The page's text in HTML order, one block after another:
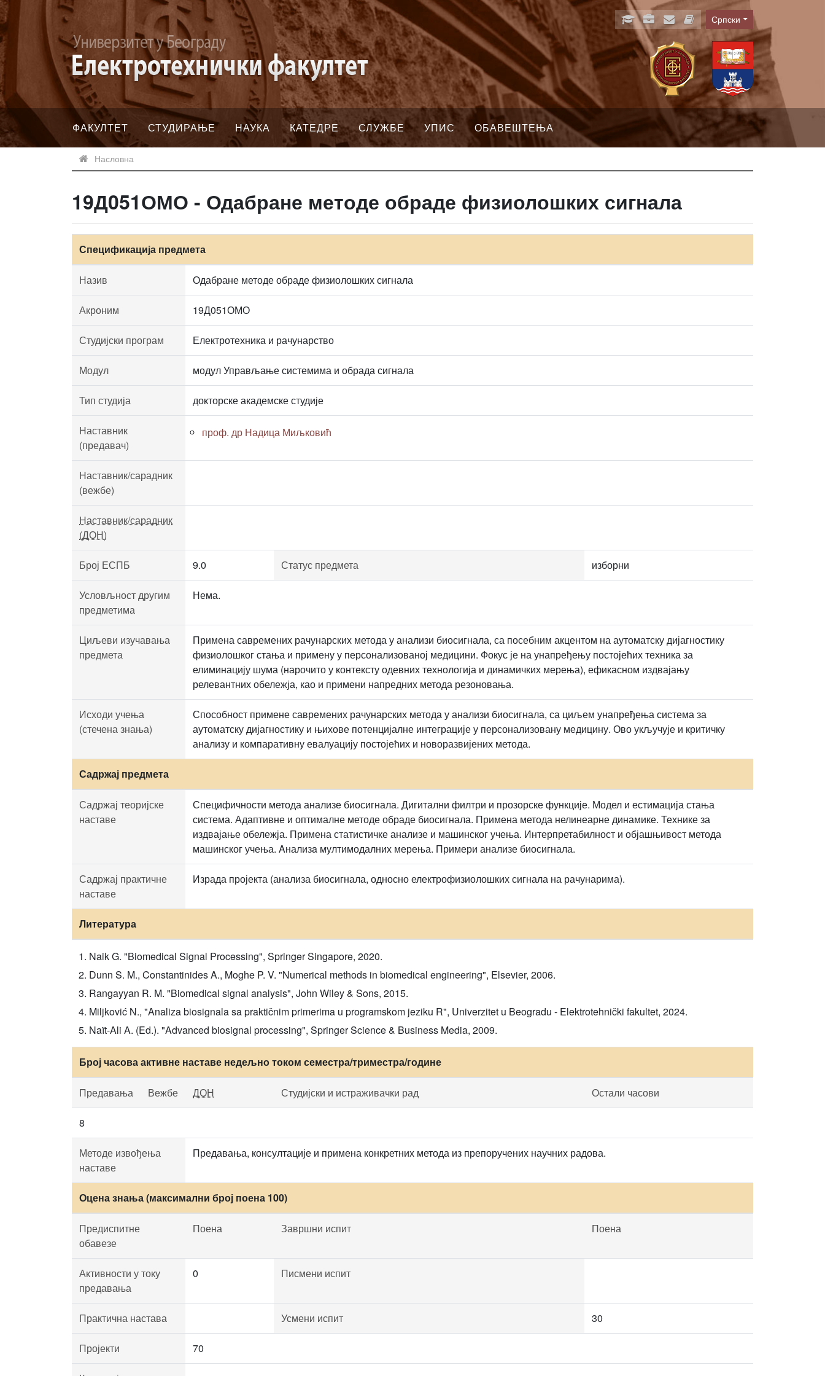
Language
Српски
ФАКУЛТЕТ СТУДИРАЊЕ НАУКА КАТЕДРЕ СЛУЖБЕ УПИС ОБАВЕШТЕЊА
Насловна
19Д051ОМО - Одабране методе обраде физиолошких сигнала
Спецификација предмета
Назив Одабране методе обраде физиолошких сигнала
Акроним 19Д051ОМО
Студијски програм Електротехника и рачунарство
Модул модул Управљање системима и обрада сигнала
Тип студија докторске академске студије
Наставник
(предавач)
проф. др Надица Миљковић
Наставник/сарадник
(вежбе)
Наставник/сарадник
(ДОН)
Број ЕСПБ 9.0 Статус предмета изборни
Условљност другим
предметима
Нема.
Циљеви изучавања
предмета
Примена савремених рачунарских метода у анализи биосигнала, са посебним акцентом на аутоматску дијагностику
физиолошког стања и примену у персонализованој медицини. Фокус је на унапређењу постојећих техника за
елиминацију шума (нарочито у контексту одевних технологија и динамичких мерења), ефикасном издвајању
релевантних обележја, као и примени напредних метода резоновања.
Исходи учења
(стечена знања)
Способност примене савремених рачунарских метода у анализи биосигнала, са циљем унапређења система за
аутоматску дијагностику и њихове потенцијалне интеграције у персонализовану медицину. Ово укључује и критичку
анализу и компаративну евалуацију постојећих и новоразвијених метода.
Садржај предмета
Садржај теоријске
наставе
Специфичности метода анализе биосигнала. Дигитални филтри и прозорске функције. Модел и естимација стања
система. Адаптивне и оптималне методе обраде биосигнала. Примена метода нелинеарне динамике. Технике за
издвајање обележја. Примена статистичке анализе и машинског учења. Интерпретабилност и објашњивост метода
машинског учења. Aнализa мултимодалних мерења. Примери анализе биосигнала.
Садржај практичне
наставе
Израда пројекта (анализа биосигнала, односно електрофизиолошких сигнала на рачунарима).
Литература
Naik G. "Biomedical Signal Processing", Springer Singapore, 2020.
Dunn S. M., Constantinides A., Moghe P. V. "Numerical methods in biomedical engineering", Elsevier, 2006.
Rangayyan R. M. "Biomedical signal analysis", John Wiley & Sons, 2015.
Miljković N., "Analiza biosignala sa praktičnim primerima u programskom jeziku R", Univerzitet u Beogradu - Elektrotehnički fakultet, 2024.
Naït-Ali A. (Ed.). "Advanced biosignal processing", Springer Science & Business Media, 2009.
Број часова активне наставе недељно током семестра/триместра/године
Предавања Вежбе ДОН Студијски и истраживачки рад Остали часови
8
Методе извођења
наставе
Предавања, консултације и примена конкретних метода из препоручених научних радова.
Оцена знања (максимални број поена 100)
Предиспитне
обавезе
Поена Завршни испит Поена
Активности у току
предавања
0 Писмени испит
Практична настава Усмени испит 30
Пројекти 70